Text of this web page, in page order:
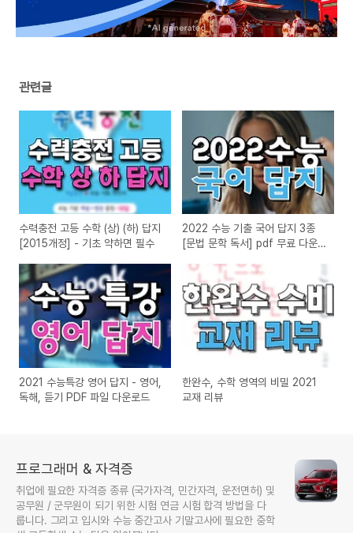
관련글
수력충전 고등 수학 (상) (하) 답지
[2015개정] - 기초 약하면 필수
2022 수능 기출 국어 답지 3종
[문법 문학 독서] pdf 무료 다운
2021 수능특강 영어 답지 - 영어,
독해, 듣기 PDF 파일 다운로드
한완수, 수학 영역의 비밀 2021
교재 리뷰
프로그래머 & 자격증
취업에 필요한 자격증 종류 (국가자격, 민간자격, 운전면허) 및
공무원 / 군무원이 되기 위한 시험 연금 시험 합격 방법을 다
룹니다. 그리고 입시와 수능 중간고사 기말고사에 필요한 중학